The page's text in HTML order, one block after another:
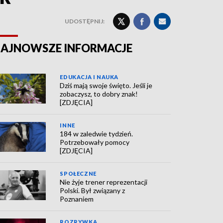
UDOSTĘPNIJ:
INFORMACJE
EDUKACJA I NAUKA
Dziś mają swoje święto. Jeśli je
zobaczysz, to dobry znak!
[ZDJĘCIA]
INNE
184 w zaledwie tydzień.
Potrzebowały pomocy
[ZDJĘCIA]
SPOŁECZNE
Nie żyje trener reprezentacji
Polski. Był związany z
Poznaniem